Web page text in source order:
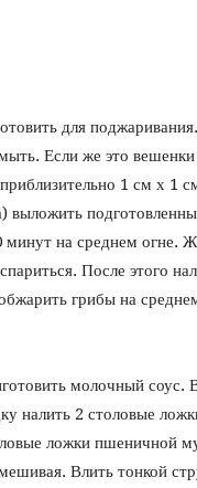
для
Если же это
1 см х 1
выложить
на среднем огне.
После этого
грибы на
молочный соус.
налить 2 столовые
ложки пшеничной
Влить тонкой